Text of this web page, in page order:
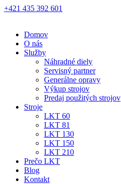
+421 435 392 601
Domov
O nás
Služby
Náhradné diely
Servisný partner
Generálne opravy
Výkup strojov
Predaj použitých strojov
Stroje
LKT 60
LKT 81
LKT 130
LKT 150
LKT 210
Prečo LKT
Blog
Kontakt